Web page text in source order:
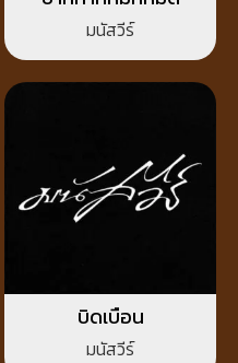
มนัสวีร์
บิดเบือน
มนัสวีร์